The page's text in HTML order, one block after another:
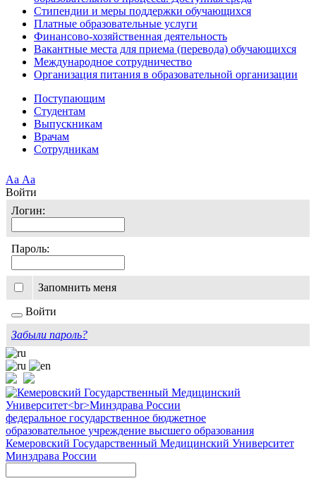
Стипендии и меры поддержки обучающихся
Платные образовательные услуги
Финансово-хозяйственная деятельность
Вакантные места для приема (перевода) обучающихся
Международное сотрудничество
Организация питания в образовательной организации
Поступающим
Студентам
Выпускникам
Врачам
Сотрудникам
Аа Аа
Войти
Логин:
Пароль:
Запомнить меня
Войти
Забыли пароль?
федеральное государственное бюджетное
образовательное учреждение высшего образования
Кемеровский Государственный Медицинский Университет
Минздрава России